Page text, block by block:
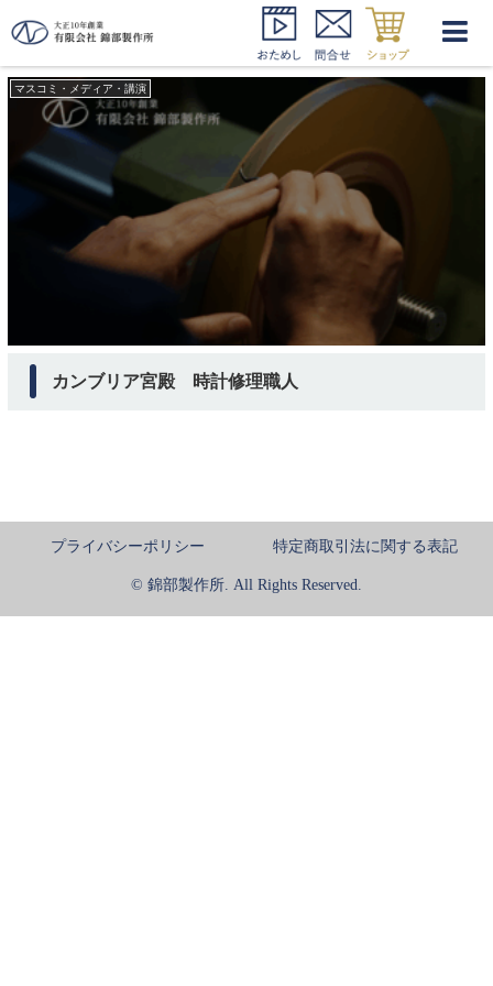
カンブリア宮殿 職人
マスコミ・メディア・講演
カンブリア宮殿 時計修理職人
プライバシーポリシー 特定商取引法に関する表記
© 錦部製作所. All Rights Reserved.